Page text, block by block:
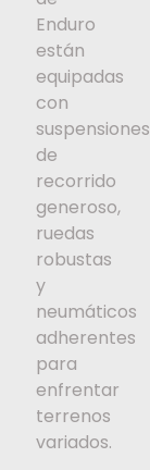
Enduro
están
equipadas
con
suspensiones
de
recorrido
generoso,
ruedas
robustas
y
neumáticos
adherentes
para
enfrentar
terrenos
variados.